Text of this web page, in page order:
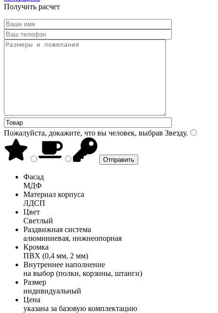
Получить расчет
Пожалуйста, докажите, что вы человек, выбрав Звезду.
Фасад
МДФ
Материал корпуса
ЛДСП
Цвет
Светлый
Раздвижная система
алюминиевая, нижнеопорная
Кромка
ПВХ (0,4 мм, 2 мм)
Внутреннее наполнение
на выбор (полки, корзины, штанги)
Размер
индивидуальный
Цена
указана за базовую комплектацию